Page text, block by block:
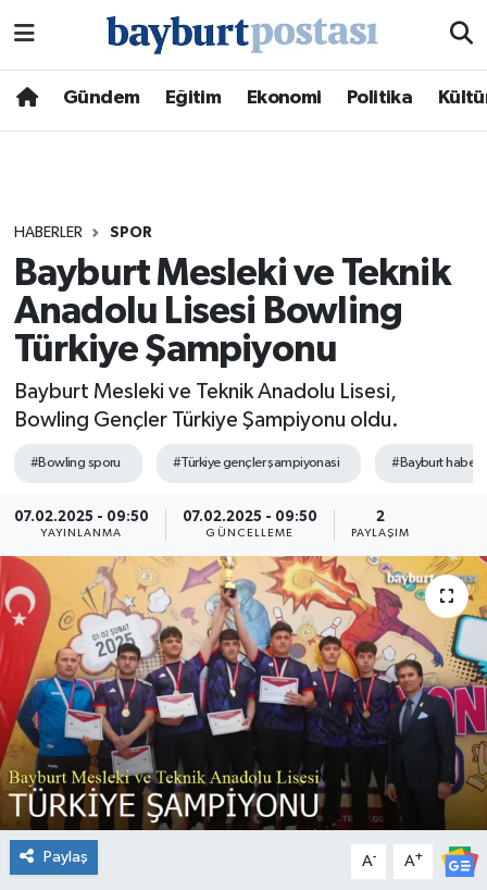
Gündem Eğitim Ekonomi Politika
HABERLER SPOR
Bayburt Mesleki ve Teknik
Anadolu Lisesi Bowling
Türkiye Şampiyonu
Bayburt Mesleki ve Teknik Anadolu Lisesi,
Bowling Gençler Türkiye Şampiyonu oldu.
#Bowling sporu #Türkiye gençler şampiyonasi #Bayburt
07.02.2025 - 09:50
YAYINLANMA
07.02.2025 - 09:50
GÜNCELLEME
2
PAYLAŞIM
Paylaş A- A+
Hava Durumu
Süper Lig Puan Durumu ve Fikstür
Tüm Manşetler
Son Dakika Haberleri
Haber Arşivi